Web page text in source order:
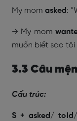
My mom asked:
→ My mom
muốn biết sao tôi
3.3 Câu
Cấu trúc:
S + asked/